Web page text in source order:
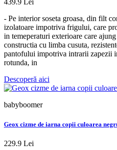
439.9 Lei
- Pe interior soseta groasa, din filt
izolatoare impotriva frigului, care
in temeperaturi exterioare care
constructia cu limba cusuta,
pantofului impotriva intrarii zapezii
rotunda, in
Descoperă aici
babyboomer
Geox cizme de iarna copii culoarea
229.9 Lei